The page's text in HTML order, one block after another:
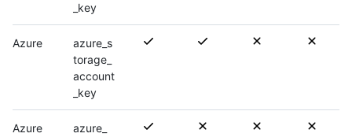
_key
Azure
azure_s
torage_
account
_key
Azure
azure_